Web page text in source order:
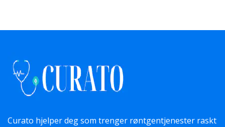
Curato hjelper deg som trenger røntgentjenester raskt